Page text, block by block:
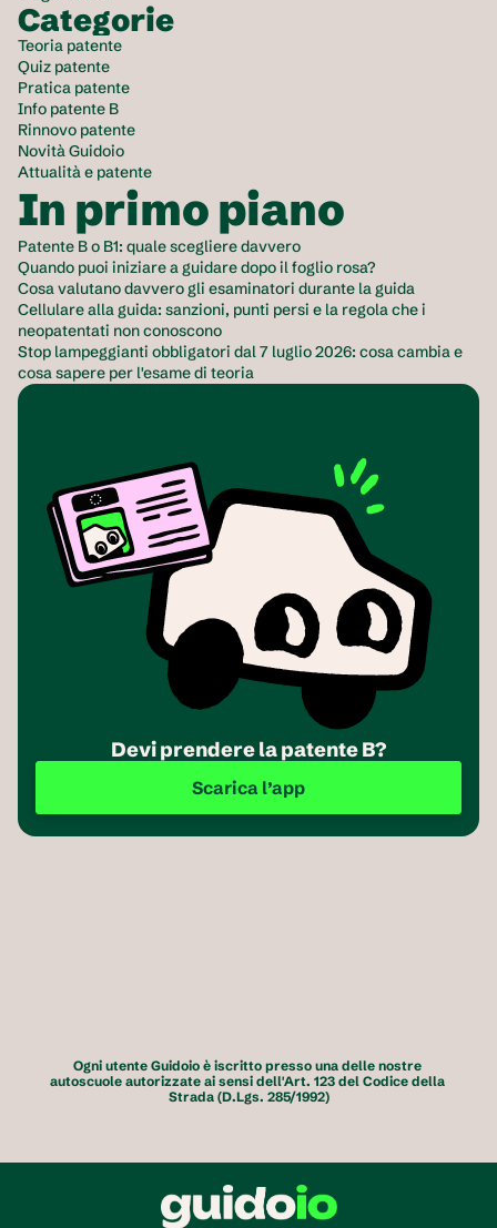
Categorie
Teoria patente
Quiz patente
Pratica patente
Info patente B
Rinnovo patente
Novità Guidoio
Attualità e patente
In primo piano
Patente B o B1: quale scegliere davvero
Quando puoi iniziare a guidare dopo il foglio rosa?
Cosa valutano davvero gli esaminatori durante la guida
Cellulare alla guida: sanzioni, punti persi e la regola che i
neopatentati non conoscono
Stop lampeggianti obbligatori dal 7 luglio 2026: cosa cambia e
cosa sapere per l'esame di teoria
Devi prendere la patente B?
Scarica l’app
Ogni utente Guidoio è iscritto presso una delle nostre
autoscuole autorizzate ai sensi dell'Art. 123 del Codice della
Strada (D.Lgs. 285/1992)